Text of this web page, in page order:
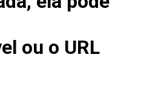
ou o URL